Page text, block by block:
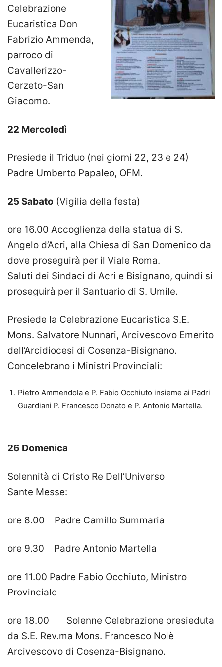
Celebrazione
Eucaristica Don
Fabrizio Ammenda,
parroco di
Cavallerizzo-
Cerzeto-San
Giacomo.
22 Mercoledì
Presiede il Triduo (nei giorni 22, 23 e 24)
Padre Umberto Papaleo, OFM.
25 Sabato (Vigilia della festa)
ore 16.00 Accoglienza della statua di S.
Angelo d’Acri, alla Chiesa di San Domenico da
dove proseguirà per il Viale Roma.
Saluti dei Sindaci di Acri e Bisignano, quindi si
proseguirà per il Santuario di S. Umile.
Presiede la Celebrazione Eucaristica S.E.
Mons. Salvatore Nunnari, Arcivescovo Emerito
dell’Arcidiocesi di Cosenza-Bisignano.
Concelebrano i Ministri Provinciali:
Pietro Ammendola e P. Fabio Occhiuto insieme ai Padri
Guardiani P. Francesco Donato e P. Antonio Martella.
26 Domenica
Solennità di Cristo Re Dell’Universo
Sante Messe:
ore 8.00 Padre Camillo Summaria
ore 9.30 Padre Antonio Martella
ore 11.00 Padre Fabio Occhiuto, Ministro
Provinciale
ore 18.00 Solenne Celebrazione presieduta
da S.E. Rev.ma Mons. Francesco Nolè
Arcivescovo di Cosenza-Bisignano.